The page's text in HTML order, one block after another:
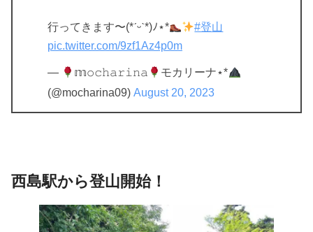
行ってきます〜(*ˊᵕˋ*)ﾉ⋆*
#登山
pic.twitter.com/9zf1Az4p0m
— 𝕞𝚘𝚌𝚑𝚊𝚛𝚒𝚗𝚊
モカリーナ⋆*
(@mocharina09) August 20, 2023
西島駅から登山開始！